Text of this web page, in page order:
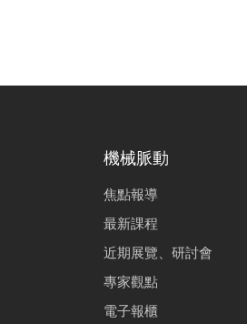
機械脈動
焦點報導
最新課程
近期展覽、研討會
專家觀點
電子報櫃